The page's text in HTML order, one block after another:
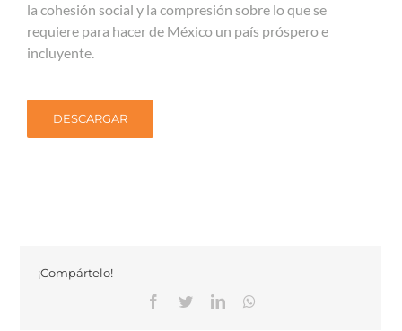
la cohesión social y la compresión sobre lo que se
requiere para hacer de México un país próspero e
incluyente.
DESCARGAR
¡Compártelo!
Facebook
TwitterLinkedinWhatsapp